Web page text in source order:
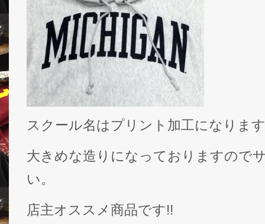
スクール名はプリント加工になりま
大きめな造りになっておりますので
い。
店主オススメ商品です!!